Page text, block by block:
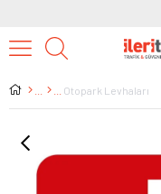
Otopark Levhaları